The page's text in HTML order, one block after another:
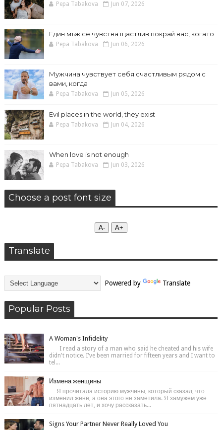
Pepa Tabakova Jun 07, 2026
Един мъж се чувства щастлив покрай вас, когато
Pepa Tabakova Jun 06, 2026
Мужчина чувствует себя счастливым рядом с
вами, когда
Pepa Tabakova Jun 05, 2026
Evil places in the world, they exist
Pepa Tabakova Jun 04, 2026
When love is not enough
Pepa Tabakova Jun 03, 2026
Choose a post font size
А- А+
Translate
Powered by Translate
Popular Posts
A Woman's Infidelity
I read a story of a man who said he cheated and his wife
didn't notice. I've been married for fifteen years and I want to
tel...
Измена женщины
Я прочитала историю мужчины, который сказал, что
изменил жене, а она этого не заметила. Я замужем уже
пятнадцать лет, и хочу рассказать...
Signs Your Partner Never Really Loved You